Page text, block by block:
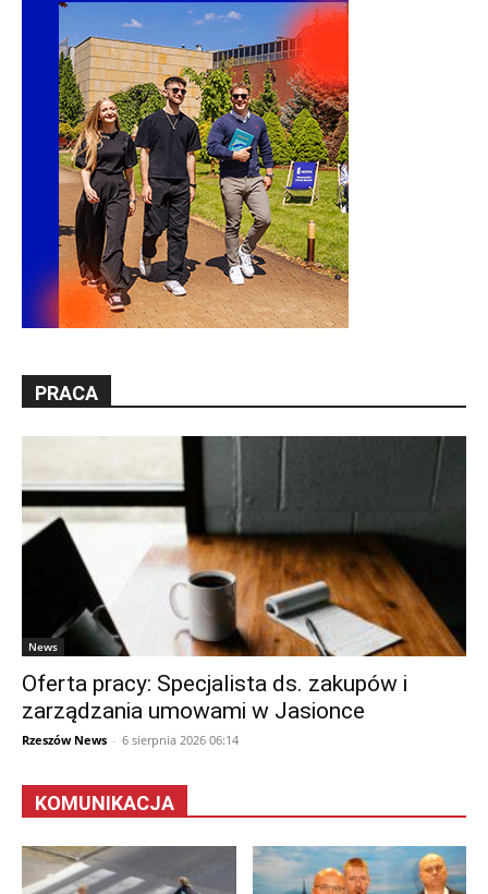
PRACA
News
Oferta pracy: Specjalista ds. zakupów i
zarządzania umowami w Jasionce
Rzeszów News - 6 sierpnia 2026 06:14
KOMUNIKACJA